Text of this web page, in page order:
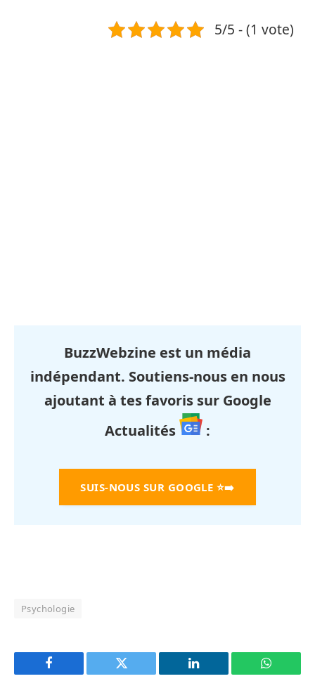
5/5 - (1 vote)
BuzzWebzine est un média
indépendant. Soutiens-nous en nous
ajoutant à tes favoris sur Google
Actualités
:
SUIS-NOUS SUR GOOGLE ⭐➡️
Psychologie
Facebook Twitter LinkedIn